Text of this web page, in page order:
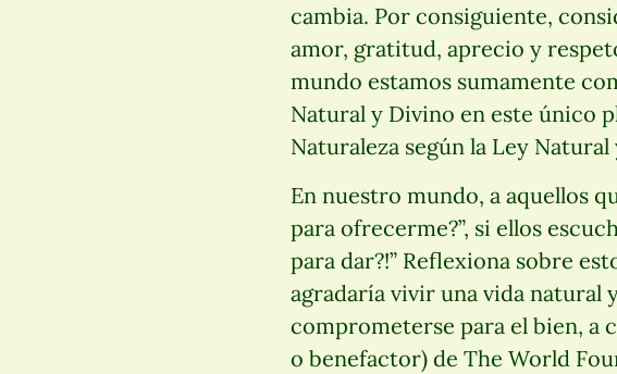
cambia. Por consiguiente,
amor, gratitud, aprecio y
mundo estamos sumamente
Natural y Divino en este único
Naturaleza según la Ley Natural
En nuestro mundo, a aquellos
para ofrecerme?”, si ellos
para dar?!” Reflexiona sobre
agradaría vivir una vida natural
comprometerse para el bien, a
o benefactor) de The World